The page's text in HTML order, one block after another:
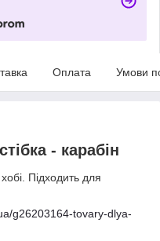
Оплата Умови
- карабін
Підходить для
g26203164-tovary-dlya-